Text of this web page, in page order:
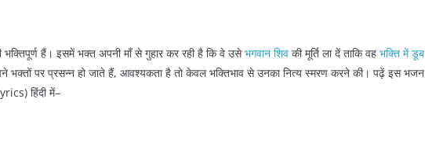
भक्तिपूर्ण हैं। इसमें भक्त अपनी माँ से गुहार कर रही है कि वे उसेभगवान शिव की मूर्ति ला दें ताकि वह भक्ति में डूब
भक्तों पर प्रसन्न हो जाते हैं, आवश्यकता है तो केवल भक्तिभाव से उनका नित्य स्मरण करने की। पढ़ें इस भजन
हिंदी में–